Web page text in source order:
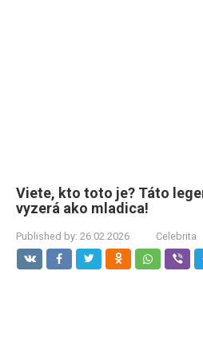
Viete, kto toto je? Táto
vyzerá ako mladica!
Published by: 26.02.2026 Celebrita